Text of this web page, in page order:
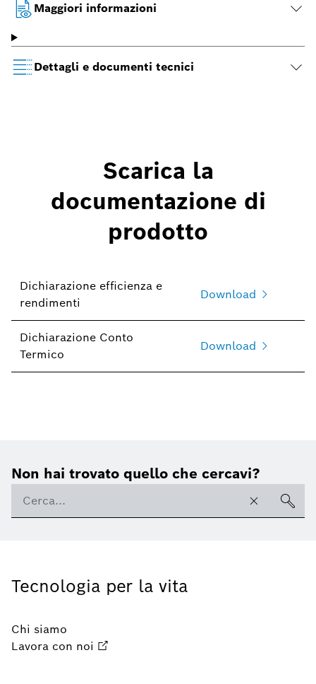
Maggiori informazioni
Dettagli e documenti tecnici
Scarica la
documentazione di
prodotto
Dichiarazione efficienza e
rendimenti
Download
Dichiarazione Conto
Termico
Download
Non hai trovato quello che cercavi?
Tecnologia per la vita
Chi siamo
Lavora con noi